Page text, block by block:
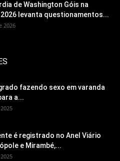
de Washington Góis na
levanta questionamentos...
2026
fazendo sexo em varanda
a...
é registrado no Anel Viário
e Mirambé,...